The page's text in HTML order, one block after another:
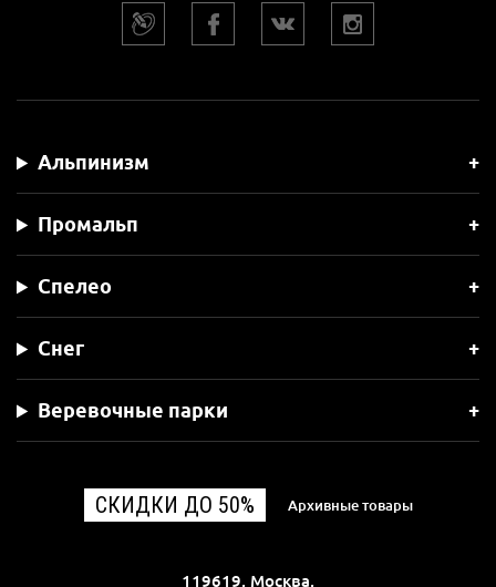
Альпинизм
Промальп
Спелео
Снег
Веревочные парки
СКИДКИ ДО 50% Архивные товары
119619, Москва,